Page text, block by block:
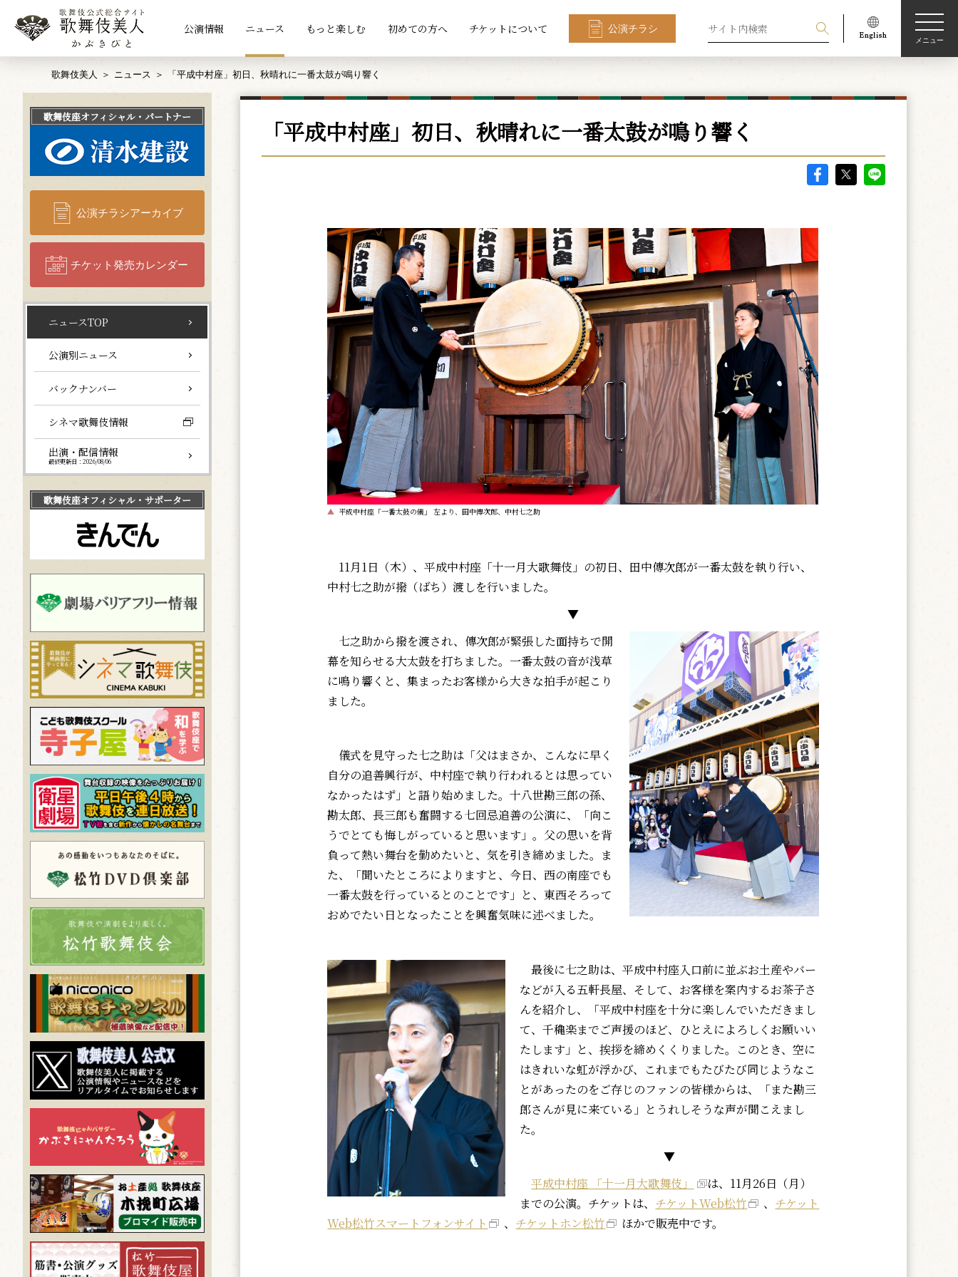
公演情報 ニュース もっと楽しむ 初めての方へ チケットについて 公演チラシ
メニュー
歌舞伎美人 ニュース 「平成中村座」初日、秋晴れに一番太鼓が鳴り響く
「平成中村座」初日、秋晴れに一番太鼓が鳴り響く
▲ 平成中村座「一番太鼓の儀」 左より、田中傳次郎、中村七之助
11月1日（木）、平成中村座「十一月大歌舞伎」の初日、田中傳次郎が一番太鼓を執り行い、
中村七之助が撥（ばち）渡しを行いました。
▼
七之助から撥を渡され、傳次郎が緊張した面持ちで開
幕を知らせる大太鼓を打ちました。一番太鼓の音が浅草
に鳴り響くと、集まったお客様から大きな拍手が起こり
ました。
儀式を見守った七之助は「父はまさか、こんなに早く
自分の追善興行が、中村座で執り行われるとは思ってい
なかったはず」と語り始めました。十八世勘三郎の孫、
勘太郎、長三郎も奮闘する七回忌追善の公演に、「向こ
うでとても悔しがっていると思います」。父の思いを背
負って熱い舞台を勤めたいと、気を引き締めました。ま
た、「聞いたところによりますと、今日、西の南座でも
一番太鼓を行っているとのことです」と、東西そろって
おめでたい日となったことを興奮気味に述べました。
最後に七之助は、平成中村座入口前に並ぶお土産やバー
などが入る五軒長屋、そして、お客様を案内するお茶子さ
んを紹介し、「平成中村座を十分に楽しんでいただきまし
て、千穐楽までご声援のほど、ひとえによろしくお願いい
たします」と、挨拶を締めくくりました。このとき、空に
はきれいな虹が浮かび、これまでもたびたび同じようなこ
とがあったのをご存じのファンの皆様からは、「また勘三
郎さんが見に来ている」とうれしそうな声が聞こえまし
た。
▼
平成中村座 「十一月大歌舞伎」
は、11月26日（月）
までの公演。チケットは、 チケットWeb松竹 、 チケット
Web松竹スマートフォンサイト
、 チケットホン松竹 ほかで販売中です。
歌舞伎座オフィシャル・パートナー
公演チラシアーカイブ
チケット発売カレンダー
ニュースTOP
公演別ニュース
バックナンバー
シネマ歌舞伎情報
出演・配信情報
最終更新日：2026/08/06
歌舞伎座オフィシャル・サポーター